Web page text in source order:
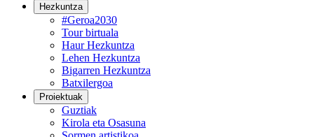
Hezkuntza
#Geroa2030
Tour birtuala
Haur Hezkuntza
Lehen Hezkuntza
Bigarren Hezkuntza
Batxilergoa
Proiektuak
Guztiak
Kirola eta Osasuna